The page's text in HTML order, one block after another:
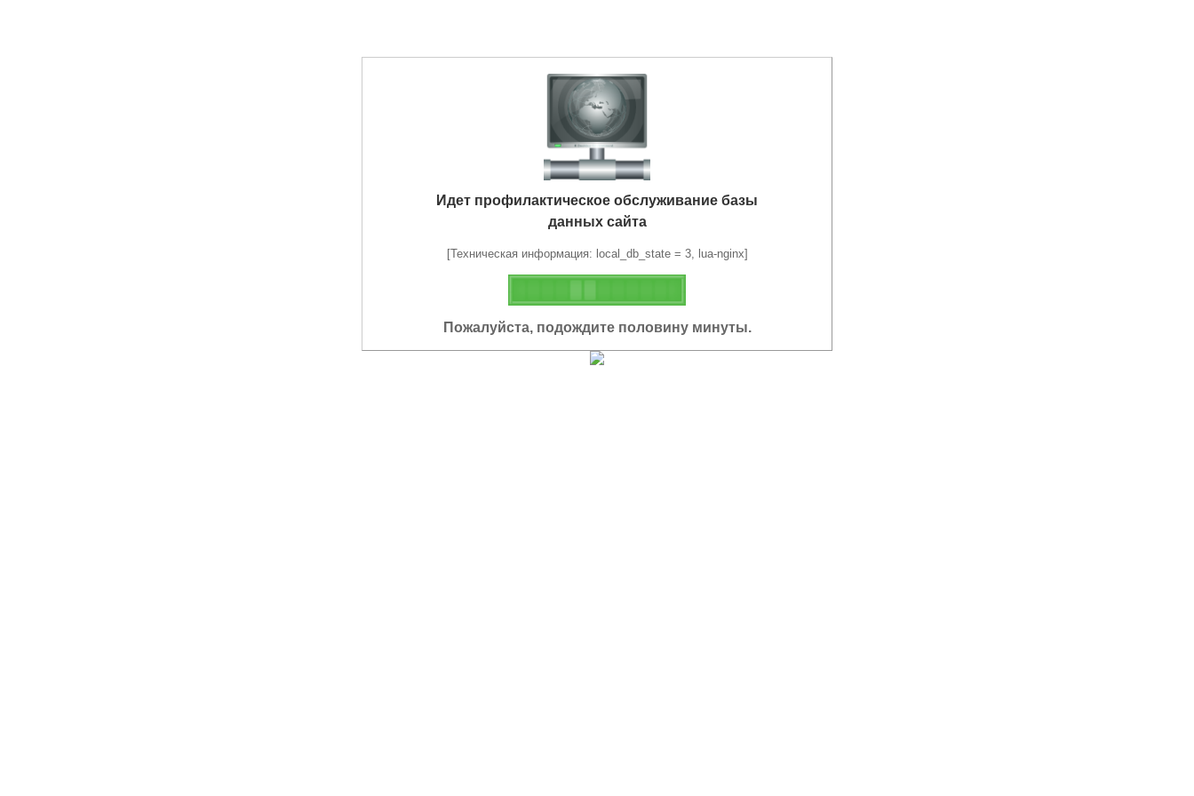
Идет профилактическое обслуживание базы
данных сайта
[Техническая информация: local_db_state = 3, lua-nginx]
Пожалуйста, подождите половину минуты.